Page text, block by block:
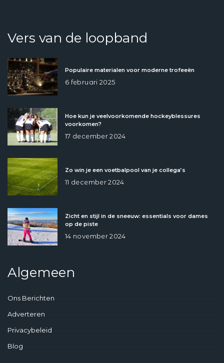
Vers van de loopband
Populaire materialen voor moderne trofeeën
6 februari 2025
Hoe kun je veelvoorkomende hockeyblessures
voorkomen?
17 december 2024
Zo win je een voetbalpool van je collega’s
11 december 2024
Zicht en stijl in de sneeuw: essentials voor dames
op de piste
14 november 2024
Algemeen
Ons Berichten
Adverteren
Privacybeleid
Blog